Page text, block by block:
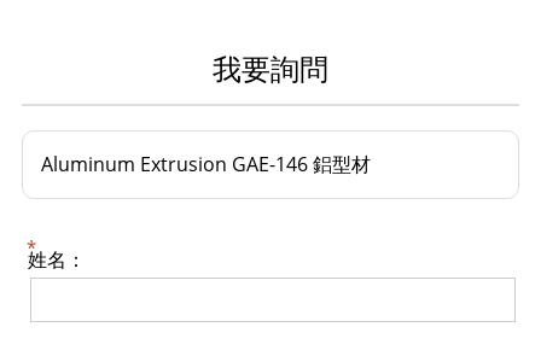
我要詢問
Aluminum Extrusion GAE-146 鋁型材
姓名：